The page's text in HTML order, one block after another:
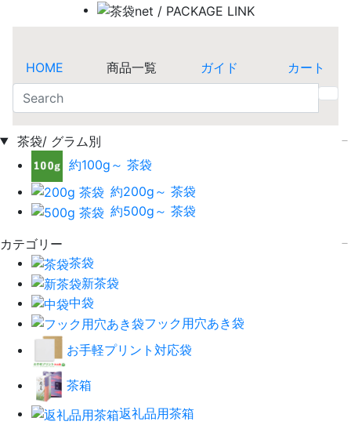
HOME 商品一覧 ガイド カート
茶袋/ グラム別
約100g～ 茶袋
約200g～ 茶袋
約500g～ 茶袋
カテゴリー
茶袋
新茶袋
中袋
フック用穴あき袋
お手軽プリント対応袋
茶箱
返礼品用茶箱